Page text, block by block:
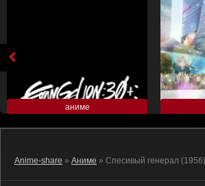
аниме
Anime-share » Аниме » Спесивый генерал (1956)